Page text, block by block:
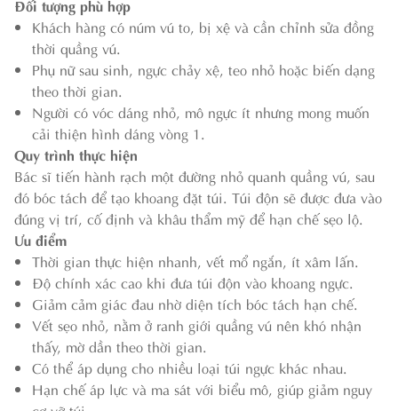
Đối tượng phù hợp
Khách hàng có núm vú to, bị xệ và cần chỉnh sửa đồng
thời quầng vú.
Phụ nữ sau sinh, ngực chảy xệ, teo nhỏ hoặc biến dạng
theo thời gian.
Người có vóc dáng nhỏ, mô ngực ít nhưng mong muốn
cải thiện hình dáng vòng 1.
Quy trình thực hiện
Bác sĩ tiến hành rạch một đường nhỏ quanh quầng vú, sau
đó bóc tách để tạo khoang đặt túi. Túi độn sẽ được đưa vào
đúng vị trí, cố định và khâu thẩm mỹ để hạn chế sẹo lộ.
Ưu điểm
Thời gian thực hiện nhanh, vết mổ ngắn, ít xâm lấn.
Độ chính xác cao khi đưa túi độn vào khoang ngực.
Giảm cảm giác đau nhờ diện tích bóc tách hạn chế.
Vết sẹo nhỏ, nằm ở ranh giới quầng vú nên khó nhận
thấy, mờ dần theo thời gian.
Có thể áp dụng cho nhiều loại túi ngực khác nhau.
Hạn chế áp lực và ma sát với biểu mô, giúp giảm nguy